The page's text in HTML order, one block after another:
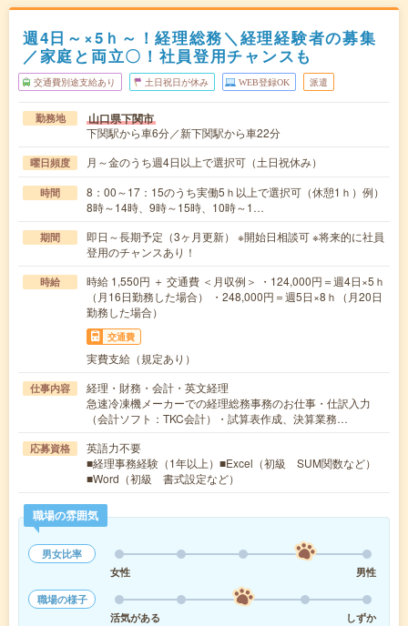
週4日～×5ｈ～！経理総務＼経理経験者の募集
／家庭と両立〇！社員登用チャンスも
交通費別途支給あり 土日祝日が休み WEB登録OK 派遣
勤務地 山口県下関市
下関駅から車6分／新下関駅から車22分
曜日頻度 月～金のうち週4日以上で選択可（土日祝休み）
時間
8：00～17：15のうち実働5ｈ以上で選択可（休憩1ｈ）例）
8時～14時、9時～15時、10時～1…
期間
即日～長期予定（3ヶ月更新） ※開始日相談可 ※将来的に社員
登用のチャンスあり！
時給
時給 1,550円 ＋ 交通費 ＜月収例＞ ・124,000円＝週4日×5ｈ
（月16日勤務した場合） ・248,000円＝週5日×8ｈ（月20日
勤務した場合）
交通費
実費支給（規定あり）
仕事内容
経理・財務・会計・英文経理
急速冷凍機メーカーでの経理総務事務のお仕事・仕訳入力
（会計ソフト：TKC会計）・試算表作成、決算業務…
応募資格
英語力不要
■経理事務経験（1年以上）■Excel（初級 SUM関数など）
■Word（初級 書式設定など）
職場の雰囲気
男女比率
女性
男性
職場の様子
活気がある
しずか